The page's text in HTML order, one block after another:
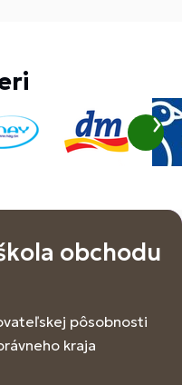
obchodu
pôsobnosti
kraja